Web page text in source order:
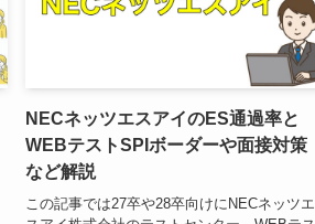
NECネッツエスアイのES通過率と
WEBテストSPIボーダーや面接対策
など解説
この記事では27卒や28卒向けにNECネッツエ